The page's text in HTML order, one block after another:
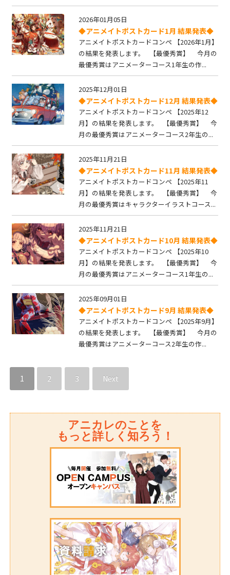
2026年01月05日
◆アニメイトポストカード1月 結果発表◆
アニメイトポストカードコンペ 【2026年1月】
の結果を発表します。 【最優秀賞】 今月の
最優秀賞はアニメーターコース1年生の作...
2025年12月01日
◆アニメイトポストカード12月 結果発表◆
アニメイトポストカードコンペ 【2025年12
月】の結果を発表します。 【最優秀賞】 今
月の最優秀賞はアニメーターコース2年生の...
2025年11月21日
◆アニメイトポストカード11月 結果発表◆
アニメイトポストカードコンペ 【2025年11
月】の結果を発表します。 【最優秀賞】 今
月の最優秀賞はキャラクターイラストコース...
2025年11月21日
◆アニメイトポストカード10月 結果発表◆
アニメイトポストカードコンペ 【2025年10
月】の結果を発表します。 【最優秀賞】 今
月の最優秀賞はアニメーターコース1年生の...
2025年09月01日
◆アニメイトポストカード9月 結果発表◆
アニメイトポストカードコンペ 【2025年9月】
の結果を発表します。 【最優秀賞】 今月の
最優秀賞はアニメーターコース2年生の作...
1 2 3 Next
アニカレのことを
もっと詳しく知ろう！